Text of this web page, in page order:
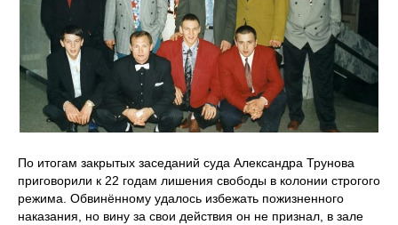
По итогам закрытых заседаний суда Александра Трунова
приговорили к 22 годам лишения свободы в колонии строгого
режима. Обвинённому удалось избежать пожизненного
наказания, но вину за свои действия он не признал, в зале